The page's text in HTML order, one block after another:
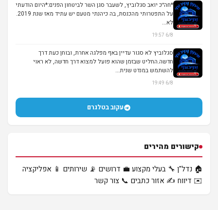
*חה״כ יואב סגלוביץ, לשעבר סגן השר לביטחון הפנים:*היום הודעתי
על התפטרותי מהכנסת, בה כיהנתי מטעם יש עתיד מאז שנת 2019.
לא...
6/8 19:57
סגלוביץ לא סגור עדיין באף מפלגה אחרת, ובוחן כעת דרך
חדשה.החליט שבזמן שהוא פועל למצוא דרך חדשה, לא ראוי
להשתמש במנדט שנית...
6/8 19:49
עקוב בטלגרם
קישורים מהירים
🏠 נדל"ן 🔧 בעלי מקצוע 💼 דרושים 📡 שירותים 📱 אפליקציה
✉️ דיווח ✍️ אזור כתבים 📞 צור קשר